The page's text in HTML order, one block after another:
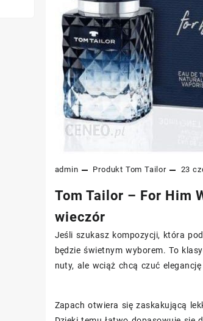
admin Produkt Tom Tailor 23
Tom Tailor – For Him
wieczór
Jeśli szukasz kompozycji, która
będzie świetnym wyborem. To
nuty, ale wciąż chcą czuć
Zapach otwiera się zaskakującą